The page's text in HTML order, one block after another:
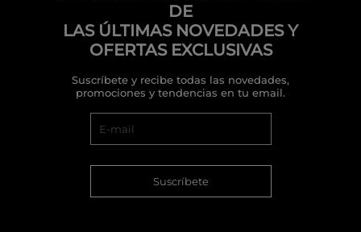
DE
LAS ÚLTIMAS NOVEDADES Y
OFERTAS EXCLUSIVAS
Suscríbete y recibe todas las novedades,
promociones y tendencias en tu email.
Suscríbete